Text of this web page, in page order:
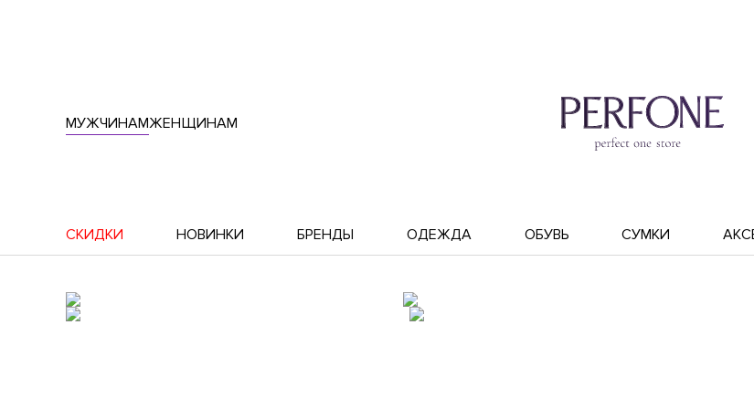
МУЖЧИНАМЖЕНЩИНАМ
СКИДКИ НОВИНКИ БРЕНДЫ ОДЕЖДА ОБУВЬ СУМКИ